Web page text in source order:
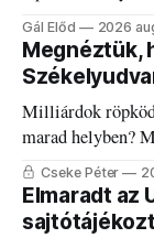
discgolfpályáján
Gál Előd 2026
Megnéztük,
Milliárdok
marad helyben?
Cseke Péter
Elmaradt az